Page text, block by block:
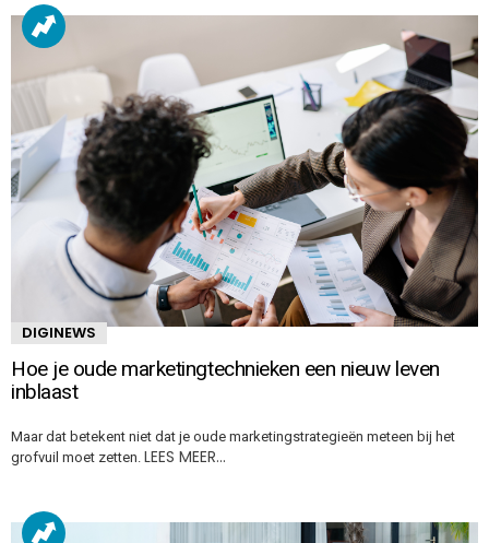
DIGINEWS
Hoe je oude marketingtechnieken een nieuw leven
inblaast
Maar dat betekent niet dat je oude marketingstrategieën meteen bij het
grofvuil moet zetten. LEES MEER…